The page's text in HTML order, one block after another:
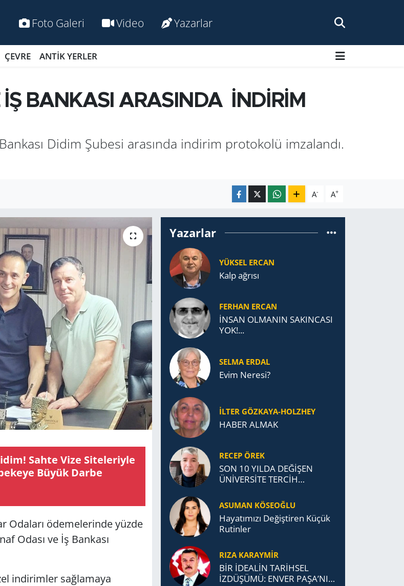
Foto Galeri Video Yazarlar
ÇEVRE ANTİK YERLER
İŞ BANKASI ARASINDA İNDİRİM
Didim Şubesi arasında indirim protokolü imzalandı.
A- A+
Sahte Vize Si­te­le­riy­le
Büyük Darbe
Odaları ödemelerinde yüzde
Odası ve İş Bankası
indirimler sağlamaya
Yazarlar
YÜKSEL ERCAN
Kalp ağrısı
FERHAN ERCAN
İNSAN OLMANIN SAKINCASI
YOK!...
SELMA ERDAL
Evim Neresi?
İLTER GÖZKAYA-HOLZHEY
HABER ALMAK
RECEP ÖREK
SON 10 YILDA DEĞİŞEN
ÜNİVERSİTE TERCİH
ASUMAN KÖSEOĞLU
Ha­ya­tı­mı­zı De­ğiş­ti­ren Küçük
Ru­tin­ler
RIZA KARAYMIR
BİR İDEALİN TARİHSEL
İZDÜŞÜMÜ: ENVER PAŞA’NIN